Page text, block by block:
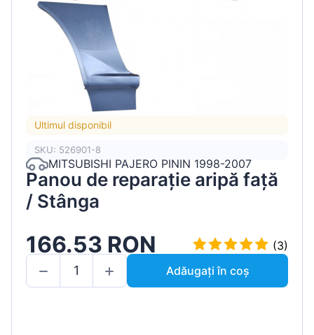
Ultimul disponibil
SKU: 526901-8
MITSUBISHI PAJERO PININ 1998-2007
Panou de reparație aripă față
/ Stânga
166.53 RON
(3)
Adăugați în coș